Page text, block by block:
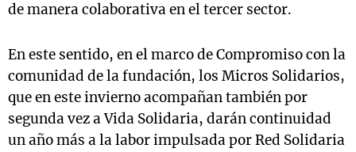
de manera colaborativa en el tercer sector.
En este sentido, en el marco de Compromiso con la
comunidad de la fundación, los Micros Solidarios,
que en este invierno acompañan también por
segunda vez a Vida Solidaria, darán continuidad
un año más a la labor impulsada por Red Solidaria